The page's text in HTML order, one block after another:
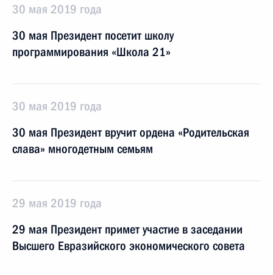
30 мая 2019 года
30 мая Президент посетит школу
программирования «Школа 21»
30 мая 2019 года
30 мая Президент вручит ордена «Родительская
слава» многодетным семьям
29 мая 2019 года
29 мая Президент примет участие в заседании
Высшего Евразийского экономического совета